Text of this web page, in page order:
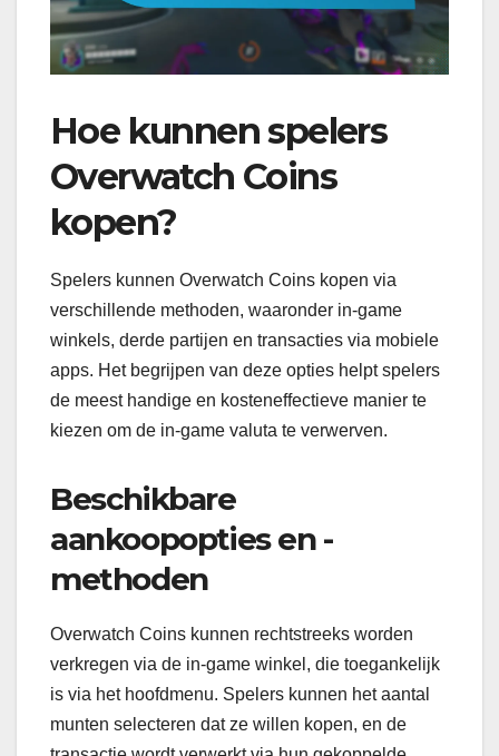
Hoe kunnen spelers
Overwatch Coins
kopen?
Spelers kunnen Overwatch Coins kopen via
verschillende methoden, waaronder in-game
winkels, derde partijen en transacties via mobiele
apps. Het begrijpen van deze opties helpt spelers
de meest handige en kosteneffectieve manier te
kiezen om de in-game valuta te verwerven.
Beschikbare
aankoopopties en -
methoden
Overwatch Coins kunnen rechtstreeks worden
verkregen via de in-game winkel, die toegankelijk
is via het hoofdmenu. Spelers kunnen het aantal
munten selecteren dat ze willen kopen, en de